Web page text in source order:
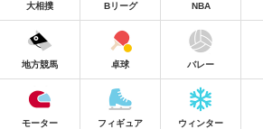
大相撲 Bリーグ NBA
地方競馬 卓球 バレー
モーター フィギュア ウィンター